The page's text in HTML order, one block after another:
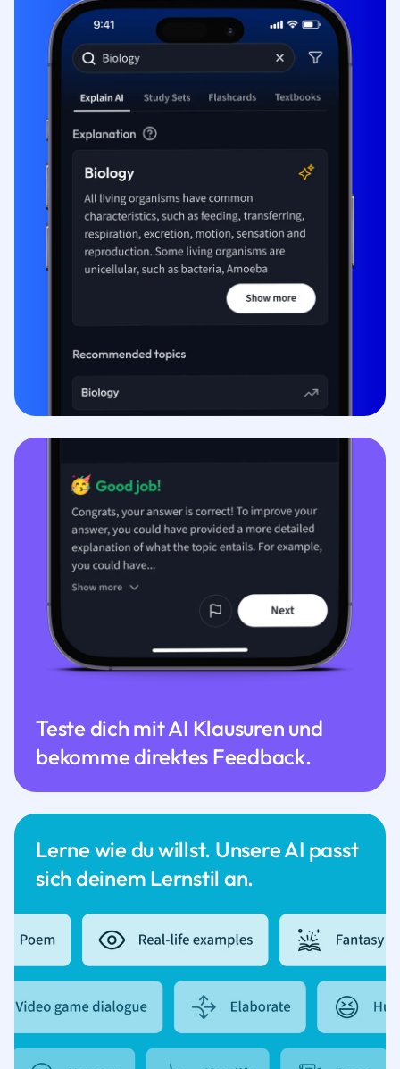
Lerne wie du willst. Unsere AI passt
sich deinem Lernstil an.
Teste dich mit AI Klausuren und
bekomme direktes Feedback.